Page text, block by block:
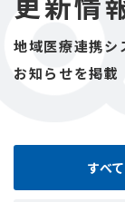
地域医療連携シ
お知らせを掲載
すべて